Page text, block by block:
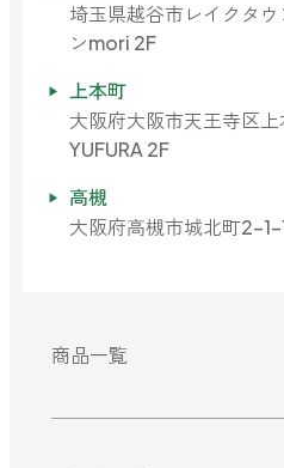
埼玉県越谷市レイクタ
ンmori 2F
上本町
大阪府大阪市天王寺区
YUFURA 2F
高槻
大阪府高槻市城北町2-1-
商品一覧